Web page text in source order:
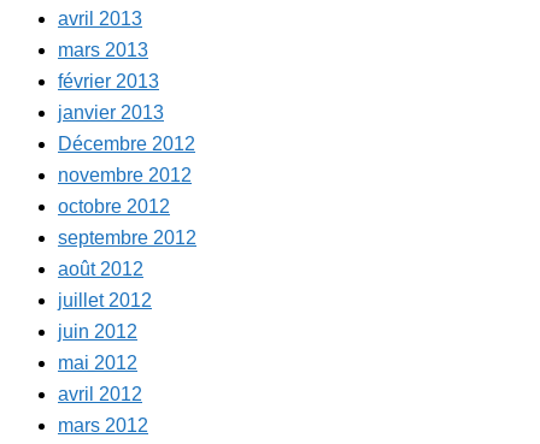
avril 2013
mars 2013
février 2013
janvier 2013
Décembre 2012
novembre 2012
octobre 2012
septembre 2012
août 2012
juillet 2012
juin 2012
mai 2012
avril 2012
mars 2012